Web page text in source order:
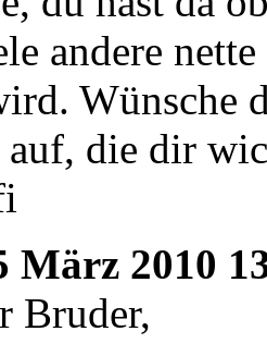
andere
Wünsche
auf, die dir
März 2010
Bruder,